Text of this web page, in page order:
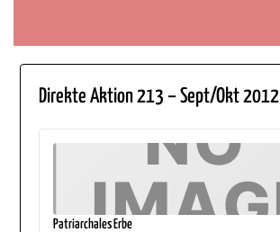
Direkte Aktion 213 – Sept/Okt 2012
Patriarchales Erbe